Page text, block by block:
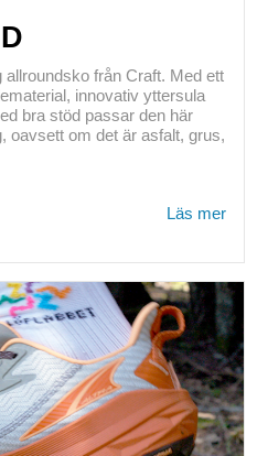
från Craft. Med ett
innovativ yttersula
bra stöd passar den här
oavsett om det är asfalt, grus,
Läs mer